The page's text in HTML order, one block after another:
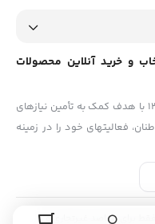
و خرید آنلاین محصولات
گروه تولیدی تغذیه سالم نیکوان در سال ۱۳۹۱ با هدف کمک به تأمین نیازهای
فعالیتهای خود را در زمینه‏
از هرگونه مواد غیرطبیعی و
خواص غذایی و دارویی مواد
تجربه و دستاوردهای درخشان
،درمانی و ارگانیک شناخته
برای مقاصد غیرتجاری و با